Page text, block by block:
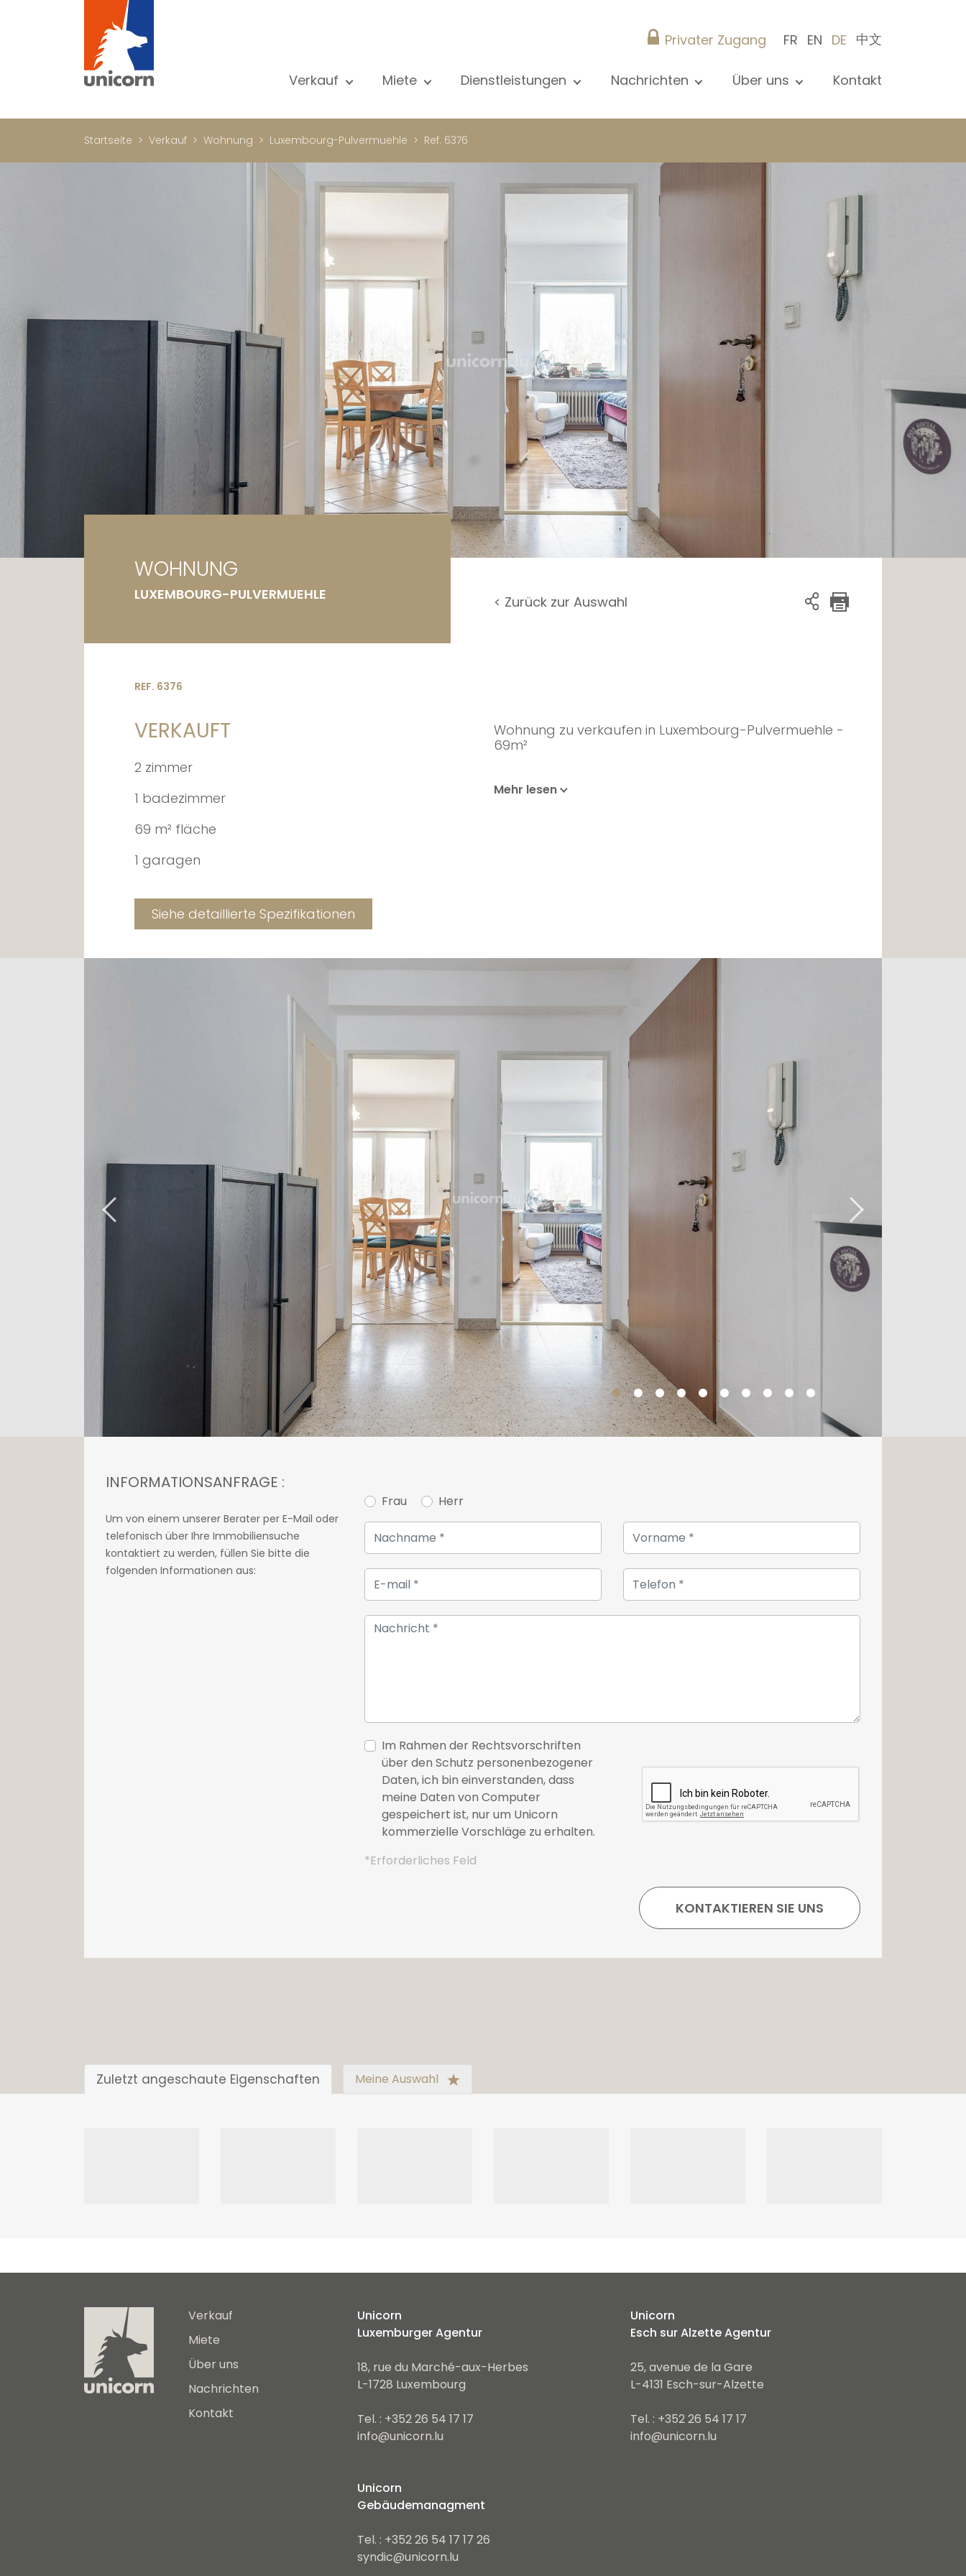
Privater Zugang FR EN DE 中文
Verkauf
Neubau
International
Wohnhaus
Büro
Garage / Parkplatz
Grundstück
Miete
Luxus-Immobilie
Garage / Parkplatz
Dienstleistungen
Suche
Mietverwaltung
Gebäudemanagment
Nachrichten
Blog
Über uns
Kontakt
Startseite Verkauf Wohnung Luxembourg-Pulvermuehle Ref. 6376
WOHNUNG
LUXEMBOURG-PULVERMUEHLE < Zurück zur Auswahl
REF. 6376
VERKAUFT
2 zimmer
1 badezimmer
69 m² fläche
1 garagen
Siehe detaillierte Spezifikationen
Wohnung zu verkaufen in Luxembourg-Pulvermuehle -
69m²
Mehr lesen
INFORMATIONSANFRAGE :
Um von einem unserer Berater per E-Mail oder
telefonisch über Ihre Immobiliensuche
kontaktiert zu werden, füllen Sie bitte die
folgenden Informationen aus:
Frau Herr
Im Rahmen der Rechtsvorschriften
über den Schutz personenbezogener
Daten, ich bin einverstanden, dass
meine Daten von Computer
gespeichert ist, nur um Unicorn
kommerzielle Vorschläge zu erhalten.
*Erforderliches Feld
Zuletzt angeschaute Eigenschaften Meine Auswahl
Verkauf
Miete
Über uns
Nachrichten
Kontakt
Unicorn
Luxemburger Agentur
18, rue du Marché-aux-Herbes
L-1728 Luxembourg
Tel. : +352 26 54 17 17
info@unicorn.lu
Unicorn
Esch sur Alzette Agentur
25, avenue de la Gare
L-4131 Esch-sur-Alzette
Tel. : +352 26 54 17 17
info@unicorn.lu
Unicorn
Gebäudemanagment
Tel. : +352 26 54 17 17 26
syndic@unicorn.lu